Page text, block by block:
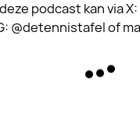
podcast kan via
@detennistafel of